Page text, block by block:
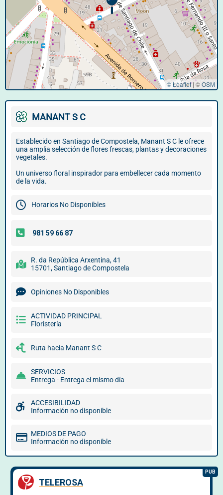
© Leaflet |©OSM
MANANT S C
Establecido en Santiago de Compostela, Manant S C le ofrece
una amplia selección de flores frescas, plantas y decoraciones
vegetales.
Un universo floral inspirador para embellecer cada momento
de la vida.
Horarios No Disponibles
R. da República Arxentina, 41
15701, Santiago de Compostela
Opiniones No Disponibles
ACTIVIDAD PRINCIPAL
Floristería
Ruta hacia Manant S C
SERVICIOS
Entrega - Entrega el mismo día
ACCESIBILIDAD
Información no disponible
MEDIOS DE PAGO
Información no disponible